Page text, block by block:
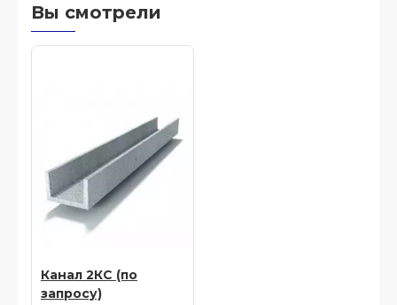
Вы смотрели
Канал 2КС (по
запросу)